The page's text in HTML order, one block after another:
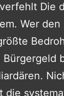
Die
Wer
die